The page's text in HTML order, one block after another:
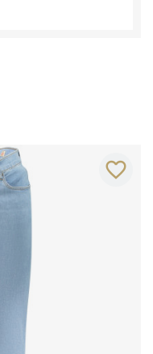
favorite_border